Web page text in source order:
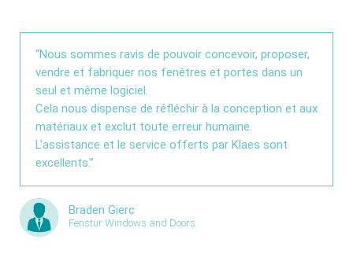
“Nous sommes ravis de pouvoir concevoir, proposer,
vendre et fabriquer nos fenêtres et portes dans un
seul et même logiciel.
Cela nous dispense de réfléchir à la conception et aux
matériaux et exclut toute erreur humaine.
L'assistance et le service offerts par Klaes sont
excellents.”
Braden Gierc
Fenstür Windows and Doors